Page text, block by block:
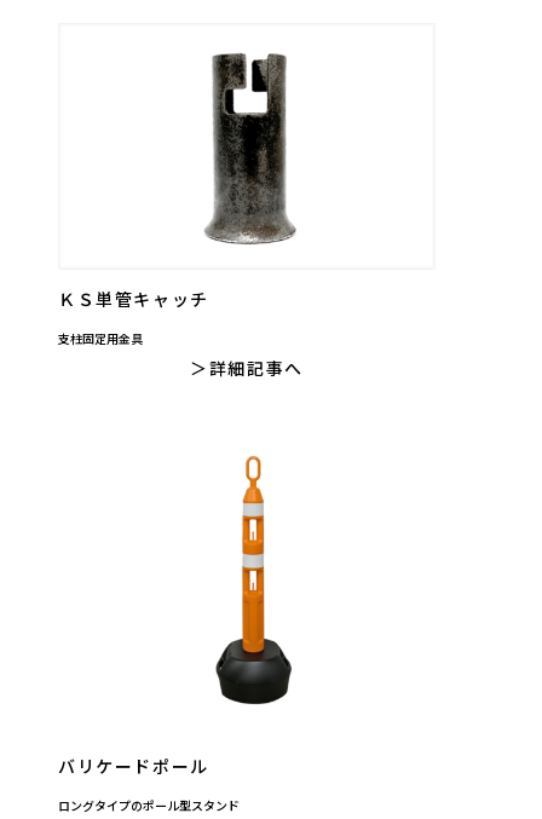
ＫＳ単管キャッチ
支柱固定用金具
詳細記事へ
バリケードポール
ロングタイプのポール型スタンド